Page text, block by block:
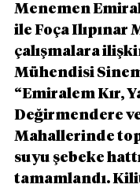
Menemen
ile Foça Ilıpınar
çalışmalara
Mühendisi
“Emiralem Kır,
Değirmendere
Mahallerinde
suyu şebeke
tamamlandı.